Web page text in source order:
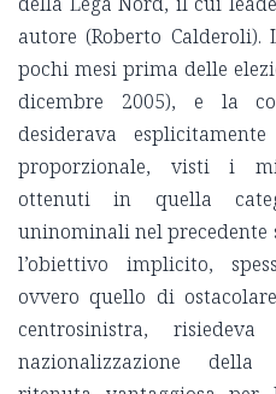
autore (Roberto
pochi mesi prima delle
dicembre 2005), e la
desiderava
proporzionale, visti i
ottenuti in quella
uninominali nel precedente
l’obiettivo implicito,
ovvero quello di
centrosinistra,
nazionalizzazione della